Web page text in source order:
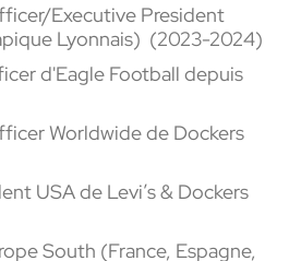
Executive President
Lyonnais) (2023-2024)
d'Eagle Football depuis
Worldwide de Dockers
USA de Levi’s & Dockers
South (France, Espagne,